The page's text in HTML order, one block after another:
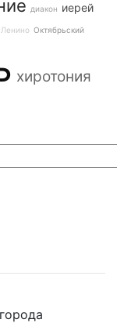
диакон иерей
Октябрьский
хиротония